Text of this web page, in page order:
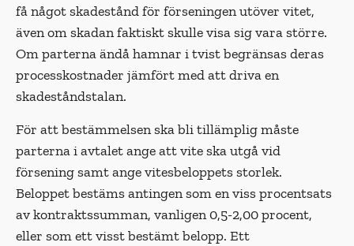
få något skadestånd för förseningen utöver vitet,
även om skadan faktiskt skulle visa sig vara större.
Om parterna ändå hamnar i tvist begränsas deras
processkostnader jämfört med att driva en
skadeståndstalan.
För att bestämmelsen ska bli tillämplig måste
parterna i avtalet ange att vite ska utgå vid
försening samt ange vitesbeloppets storlek.
Beloppet bestäms antingen som en viss procentsats
av kontraktssumman, vanligen 0,5-2,00 procent,
eller som ett visst bestämt belopp. Ett